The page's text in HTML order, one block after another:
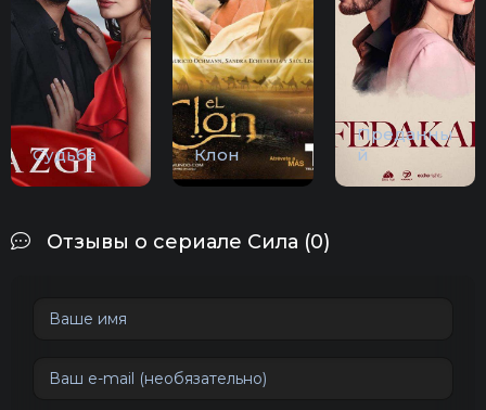
Судьба Клон
Преданны
й
Отзывы о сериале Сила (0)